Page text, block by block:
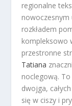
regionalne
nowoczesnym
rozkładem
kompleksowo
przestronne
Tatiana
noclegową.
dwojga,
się w ciszy i